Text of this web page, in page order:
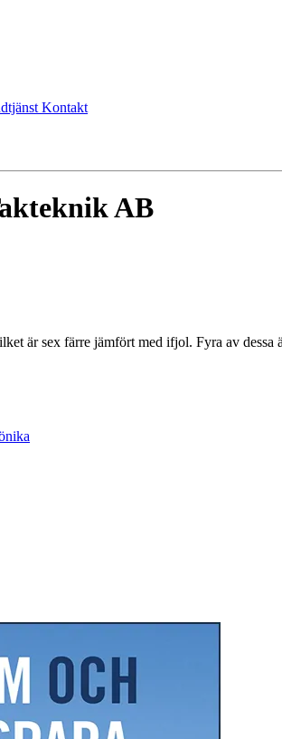
Kontakt
AB
är sex färre jämfört med ifjol. Fyra av dessa